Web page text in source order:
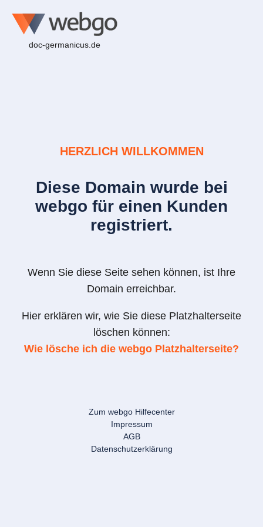
doc-germanicus.de
HERZLICH WILLKOMMEN
Diese Domain wurde bei
webgo für einen Kunden
registriert.
Wenn Sie diese Seite sehen können, ist Ihre
Domain erreichbar.
Hier erklären wir, wie Sie diese Platzhalterseite
löschen können:
Wie lösche ich die webgo Platzhalterseite?
Zum webgo Hilfecenter
Impressum
AGB
Datenschutzerklärung